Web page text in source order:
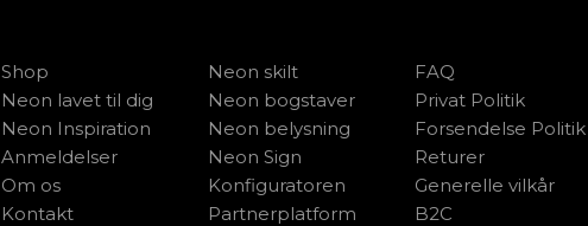
Shop
Neon lavet til dig
Neon Inspiration
Anmeldelser
Om os
Kontakt
Neon skilt
Neon bogstaver
Neon belysning
Neon Sign
Konfiguratoren
Partnerplatform
FAQ
Privat Politik
Forsendelse Politik
Returer
Generelle vilkår
B2C